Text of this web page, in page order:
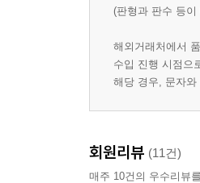
(판형과 판수 등
해외거래처에서
수입 진행 시점으
해당 경우, 문자
회원리뷰 (11건)
매주 10건의 우수리뷰